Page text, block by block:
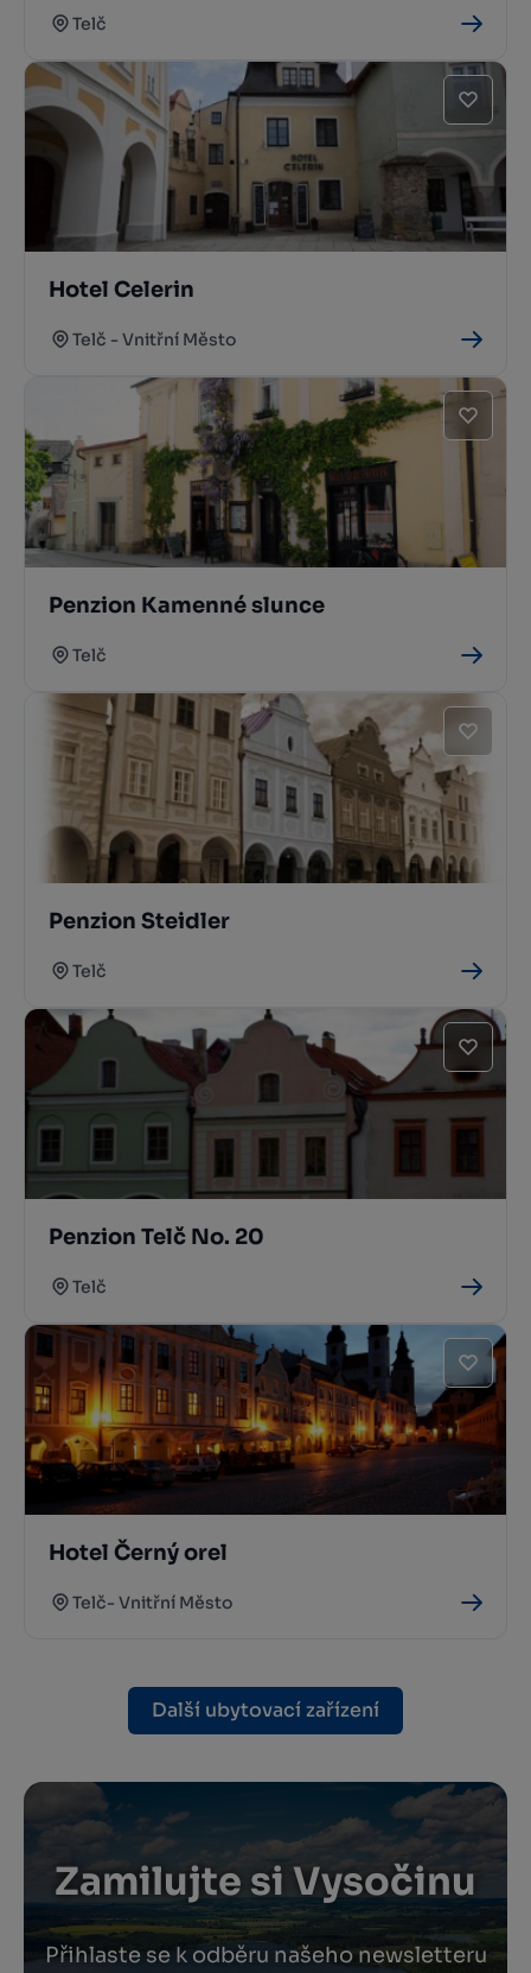
Telč
Hotel Celerin
Telč - Vnitřní Město
Penzion Kamenné slunce
Telč
Penzion Steidler
Telč
Penzion Telč No. 20
Telč
Hotel Černý orel
Telč- Vnitřní Město
Další ubytovací zařízení
Zamilujte si Vysočinu
Přihlaste se k odběru našeho newsletteru